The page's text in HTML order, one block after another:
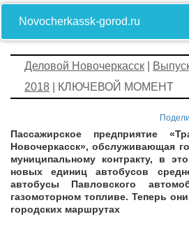
Novocherkassk-gorod.ru
Деловой Новочеркасск
2018 | КЛЮЧЕВОЙ МОМЕНТ
Пассажирское предприятие
Новочеркасск», обслуживающая
муниципальному контракту, в
новых единиц автобусов
автобусы Павловского
газомоторном топливе. Теперь
городских маршрутах